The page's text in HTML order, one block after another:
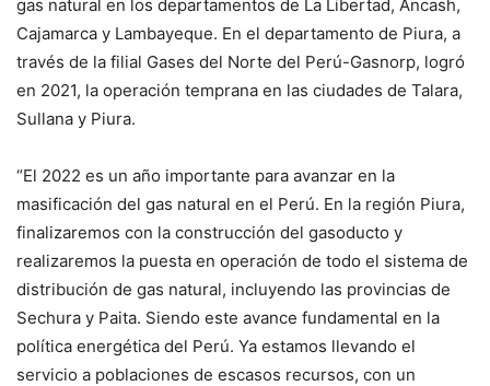
gas natural en los departamentos de La Libertad, Áncash,
Cajamarca y Lambayeque. En el departamento de Piura, a
través de la filial Gases del Norte del Perú-Gasnorp, logró
en 2021, la operación temprana en las ciudades de Talara,
Sullana y Piura.
“El 2022 es un año importante para avanzar en la
masificación del gas natural en el Perú. En la región Piura,
finalizaremos con la construcción del gasoducto y
realizaremos la puesta en operación de todo el sistema de
distribución de gas natural, incluyendo las provincias de
Sechura y Paita. Siendo este avance fundamental en la
política energética del Perú. Ya estamos llevando el
servicio a poblaciones de escasos recursos, con un